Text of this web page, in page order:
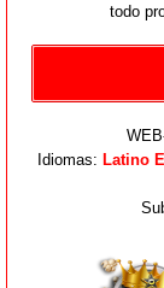
todo
Idiomas: Latino